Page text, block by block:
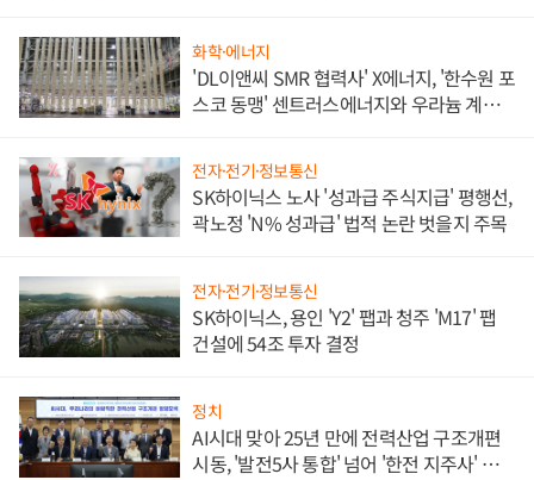
화학·에너지
'DL이앤씨 SMR 협력사' X에너지, '한수원 포
스코 동맹' 센트러스에너지와 우라늄 계약
전자·전기·정보통신
SK하이닉스 노사 '성과급 주식지급' 평행선,
곽노정 'N% 성과급' 법적 논란 벗을지 주목
전자·전기·정보통신
SK하이닉스, 용인 'Y2' 팹과 청주 'M17' 팹
건설에 54조 투자 결정
정치
AI시대 맞아 25년 만에 전력산업 구조개편
시동, '발전5사 통합' 넘어 '한전 지주사' 재편